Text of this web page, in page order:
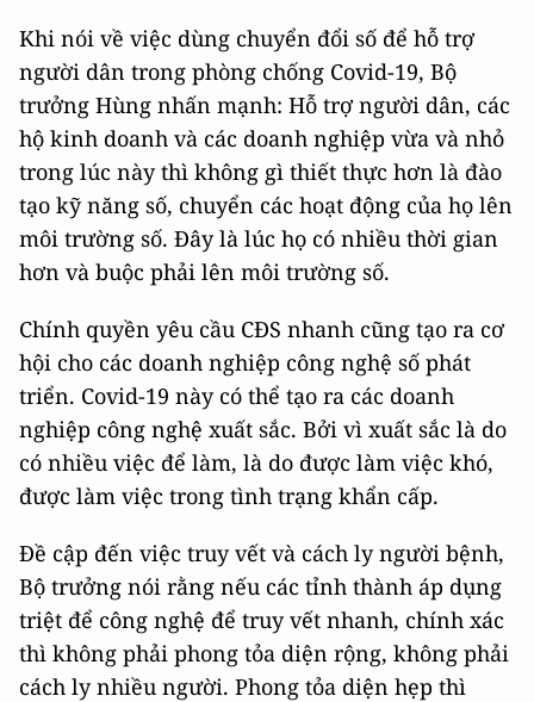
Khi nói về việc dùng chuyển đổi số để hỗ trợ
người dân trong phòng chống Covid-19, Bộ
trưởng Hùng nhấn mạnh: Hỗ trợ người dân, các
hộ kinh doanh và các doanh nghiệp vừa và nhỏ
trong lúc này thì không gì thiết thực hơn là đào
tạo kỹ năng số, chuyển các hoạt động của họ lên
môi trường số. Đây là lúc họ có nhiều thời gian
hơn và buộc phải lên môi trường số.
Chính quyền yêu cầu CĐS nhanh cũng tạo ra cơ
hội cho các doanh nghiệp công nghệ số phát
triển. Covid-19 này có thể tạo ra các doanh
nghiệp công nghệ xuất sắc. Bởi vì xuất sắc là do
có nhiều việc để làm, là do được làm việc khó,
được làm việc trong tình trạng khẩn cấp.
Đề cập đến việc truy vết và cách ly người bệnh,
Bộ trưởng nói rằng nếu các tỉnh thành áp dụng
triệt để công nghệ để truy vết nhanh, chính xác
thì không phải phong tỏa diện rộng, không phải
cách ly nhiều người. Phong tỏa diện hẹp thì